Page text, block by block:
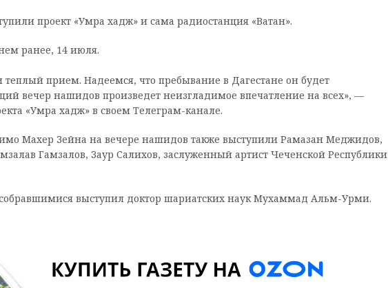
проект «Умра хадж» и сама радиостанция «Ватан».
ранее, 14 июля.
теплый прием. Надеемся, что пребывание в Дагестане он будет
вечер нашидов произведет неизгладимое впечатление на всех», —
«Умра хадж» в своем Телеграм-канале.
Махер Зейна на вечере нашидов также выступили Рамазан Меджидов,
Гамзалов, Заур Салихов, заслуженный артист Чеченской Республики
выступил доктор шариатских наук Мухаммад Альм-Урми.